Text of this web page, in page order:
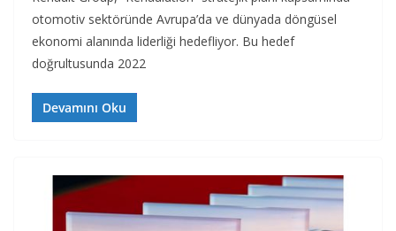
otomotiv sektöründe Avrupa’da ve dünyada döngüsel
ekonomi alanında liderliği hedefliyor. Bu hedef
doğrultusunda 2022
Devamını Oku